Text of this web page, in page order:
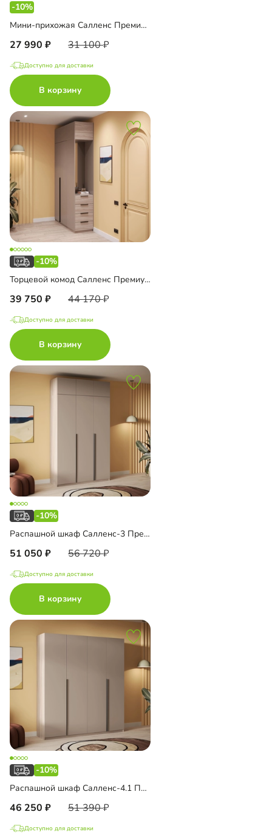
-10%
Мини-прихожая Салленс Премиум торцевая
27 990 31 100
Доступно для доставки
В корзину
-10%
Торцевой комод Салленс Премиум с зеркалом и антресолью
39 750 44 170
Доступно для доставки
В корзину
-10%
Распашной шкаф Салленс-3 Премиум с антресолью
51 050 56 720
Доступно для доставки
В корзину
-10%
Распашной шкаф Салленс-4.1 Премиум
46 250 51 390
Доступно для доставки